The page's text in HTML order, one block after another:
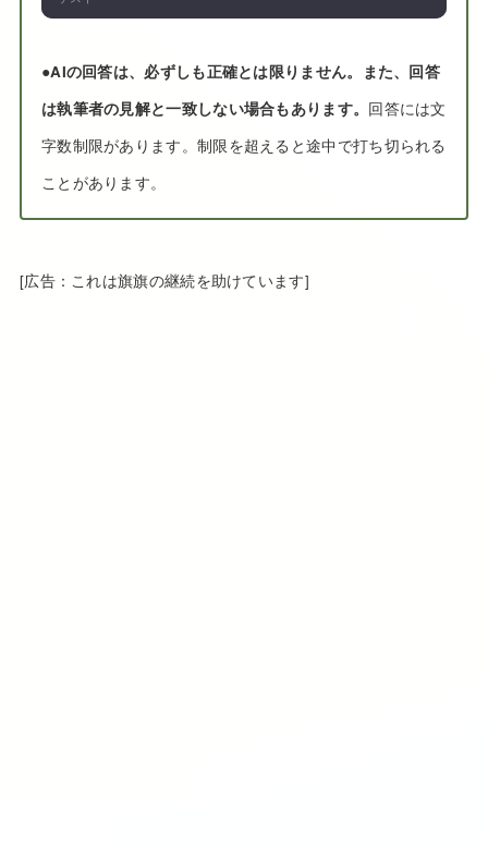
●AIの回答は、必ずしも正確とは限りません。また、回答
は執筆者の見解と一致しない場合もあります。 回答には文
字数制限があります。制限を超えると途中で打ち切られる
ことがあります。
[広告：これは旗旗の継続を助けています]